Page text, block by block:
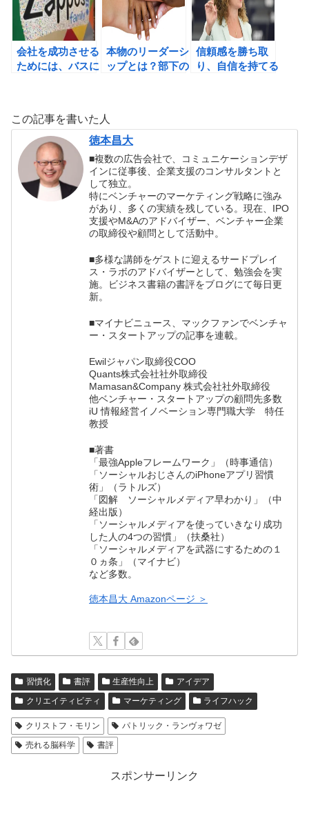
ト」の書評
会社を成功させる
ためには、バスに
大だ! 」といわれ
る企業の、シンプ
ルで強い戦略の書
評
本物のリーダーシ
ップとは？部下の
信頼感を勝ち取
り、自信を持てる
この記事を書いた人
徳本昌大
■複数の広告会社で、コミュニケーションデザ
インに従事後、企業支援のコンサルタントと
して独立。
特にベンチャーのマーケティング戦略に強み
があり、多くの実績を残している。現在、IPO
支援やM&Aのアドバイザー、ベンチャー企業
の取締役や顧問として活動中。
■多様な講師をゲストに迎えるサードプレイ
ス・ラボのアドバイザーとして、勉強会を実
施。ビジネス書籍の書評をブログにて毎日更
新。
■マイナビニュース、マックファンでベンチャ
ー・スタートアップの記事を連載。
Ewilジャパン取締役COO
Quants株式会社社外取締役
Mamasan&Company 株式会社社外取締役
他ベンチャー・スタートアップの顧問先多数
iU 情報経営イノベーション専門職大学 特任
教授
■著書
「最強Appleフレームワーク」（時事通信）
「ソーシャルおじさんのiPhoneアプリ習慣
術」（ラトルズ）
「図解 ソーシャルメディア早わかり」（中
経出版）
「ソーシャルメディアを使っていきなり成功
した人の4つの習慣」（扶桑社）
「ソーシャルメディアを武器にするための１
０ヵ条」（マイナビ）
など多数。
徳本昌大 Amazonページ ＞
習慣化 書評 生産性向上
アイデア
クリエイティビティ
マーケティング ライフハック
クリストフ・モリン
パトリック・ランヴォワゼ
売れる脳科学
書評
スポンサーリンク